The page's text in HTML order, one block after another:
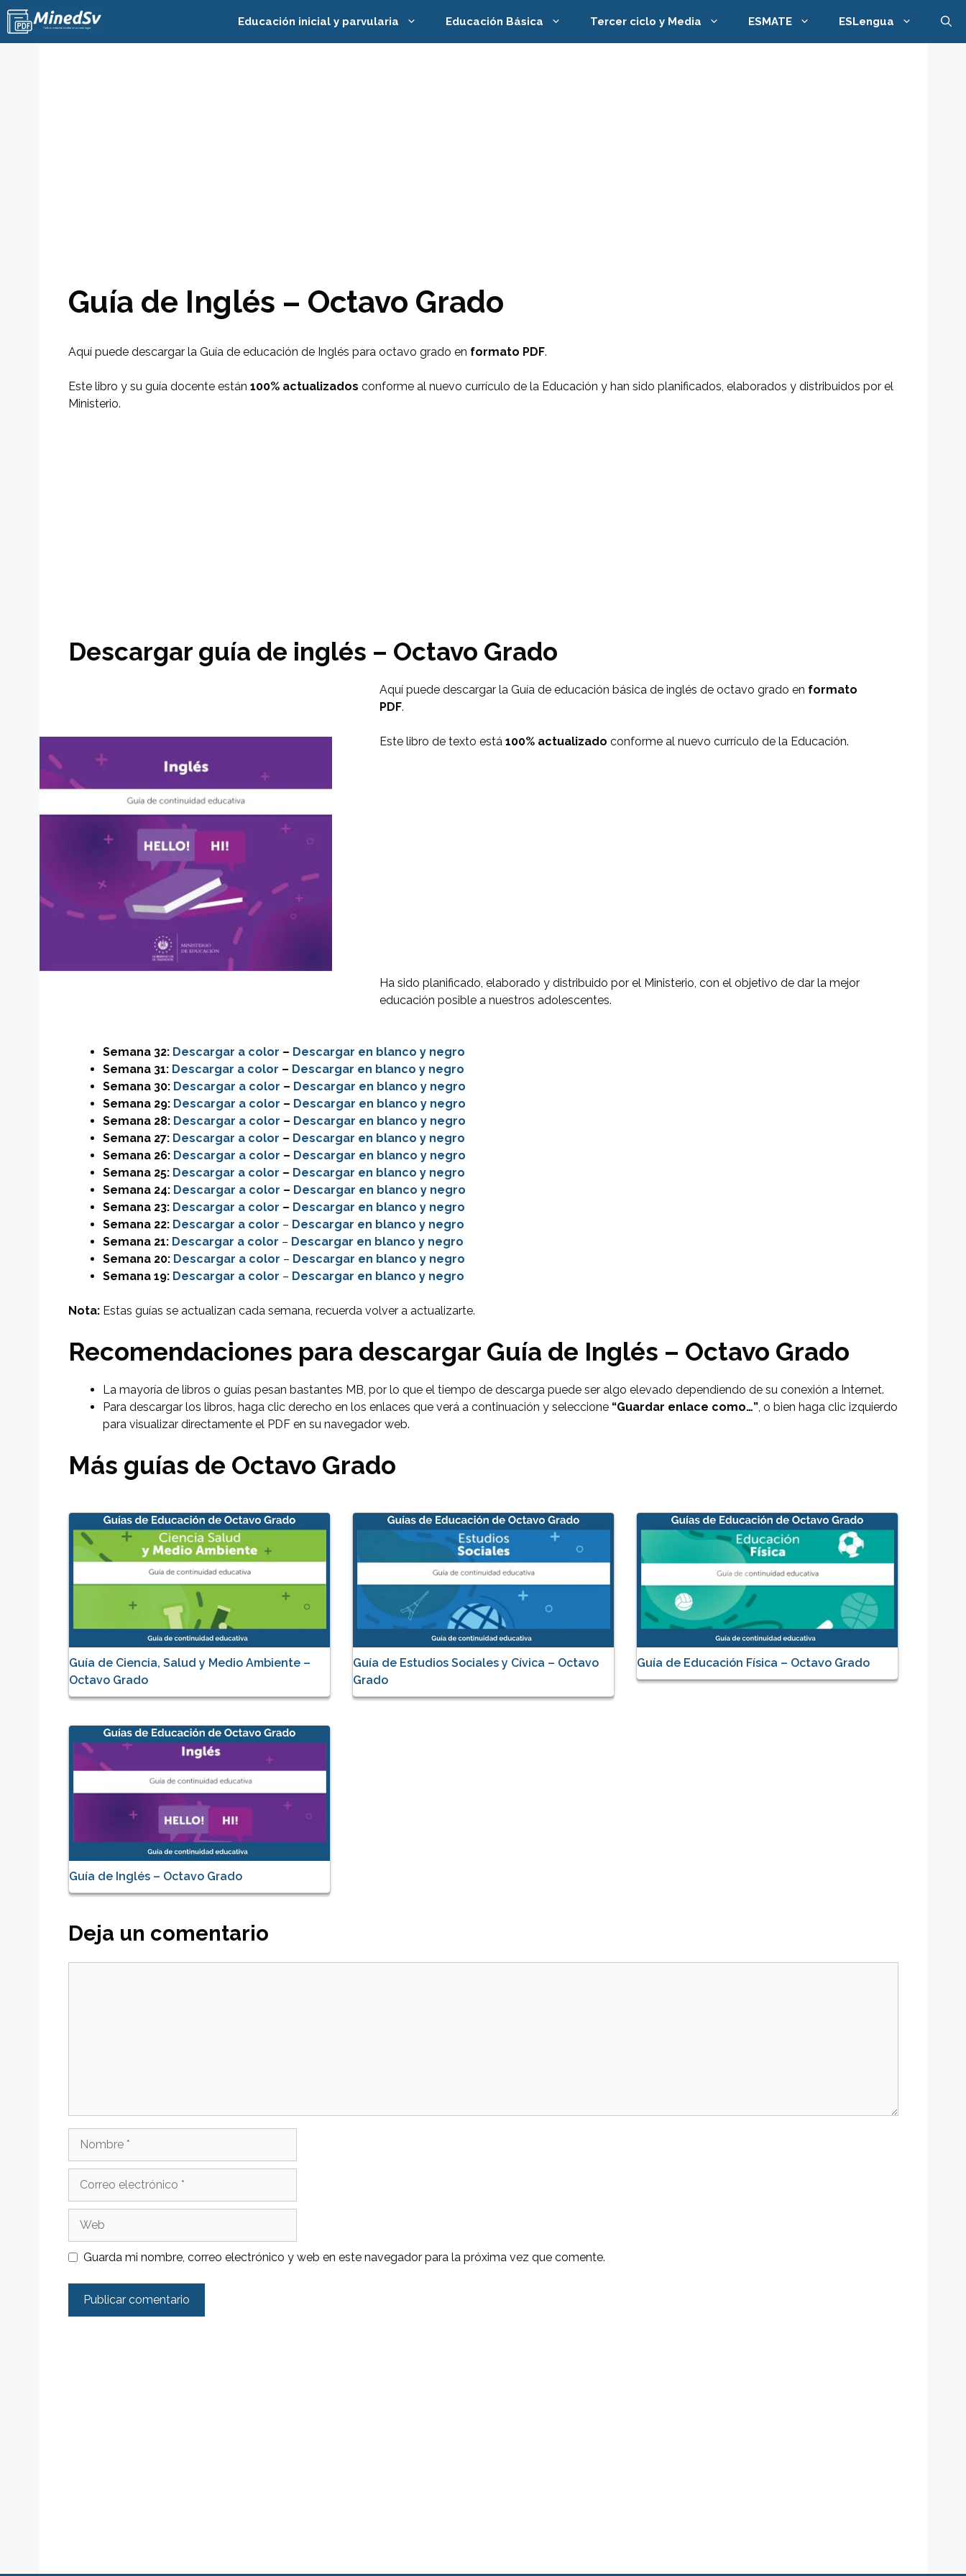
Saltar
contenido
Educación inicial y parvularia Educación Básica Tercer ciclo y Media ESMATE ESLengua
Guía de Inglés – Octavo Grado
Aquí puede descargar la Guía de educación de Inglés para octavo grado en formato PDF.
Este libro y su guía docente están 100% actualizados conforme al nuevo currículo de la Educación y han sido planificados, elaborados y distribuidos por el
Ministerio.
Descargar guía de inglés – Octavo Grado
Aquí puede descargar la Guía de educación básica de inglés de octavo grado en formato
PDF.
Este libro de texto está100% actualizado conforme al nuevo currículo de la Educación.
Ha sido planificado, elaborado y distribuido por el Ministerio, con el objetivo de dar la mejor
educación posible a nuestros adolescentes.
Semana 32: Descargar a color – Descargar en blanco y negro
Semana 31: Descargar a color – Descargar en blanco y negro
Semana 30: Descargar a color – Descargar en blanco y negro
Semana 29: Descargar a color – Descargar en blanco y negro
Semana 28: Descargar a color – Descargar en blanco y negro
Semana 27: Descargar a color – Descargar en blanco y negro
Semana 26: Descargar a color – Descargar en blanco y negro
Semana 25: Descargar a color – Descargar en blanco y negro
Semana 24: Descargar a color – Descargar en blanco y negro
Semana 23: Descargar a color – Descargar en blanco y negro
Semana 22: Descargar a color – Descargar en blanco y negro
Semana 21: Descargar a color – Descargar en blanco y negro
Semana 20: Descargar a color – Descargar en blanco y negro
Semana 19: Descargar a color – Descargar en blanco y negro
Nota: Estas guías se actualizan cada semana, recuerda volver a actualizarte.
Recomendaciones para descargar Guía de Inglés – Octavo Grado
La mayoría de libros o guías pesan bastantes MB, por lo que el tiempo de descarga puede ser algo elevado dependiendo de su conexión a Internet.
Para descargar los libros, haga clic derecho en los enlaces que verá a continuación y seleccione “Guardar enlace como…”, o bien haga clic izquierdo
para visualizar directamente el PDF en su navegador web.
Más guías de Octavo Grado
Guía de Ciencia, Salud y Medio Ambiente –
Octavo Grado
Guía de Estudios Sociales y Cívica – Octavo
Grado
Guía de Educación Física – Octavo Grado
Guía de Inglés – Octavo Grado
Deja un comentario
electrónico
Guarda mi nombre, correo electrónico y web en este navegador para la próxima vez que comente.